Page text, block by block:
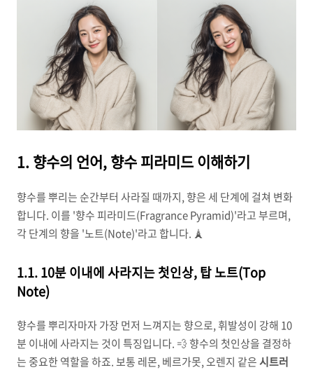
1. 향수의 언어, 향수 피라미드 이해하기
향수를 뿌리는 순간부터 사라질 때까지, 향은 세 단계에 걸쳐 변화
합니다. 이를 '향수 피라미드(Fragrance Pyramid)'라고 부르며,
각 단계의 향을 '노트(Note)'라고 합니다. 🗼
1.1. 10분 이내에 사라지는 첫인상, 탑 노트(Top
Note)
향수를 뿌리자마자 가장 먼저 느껴지는 향으로, 휘발성이 강해 10
분 이내에 사라지는 것이 특징입니다. 💨 향수의 첫인상을 결정하
는 중요한 역할을 하죠. 보통 레몬, 베르가못, 오렌지 같은시트러